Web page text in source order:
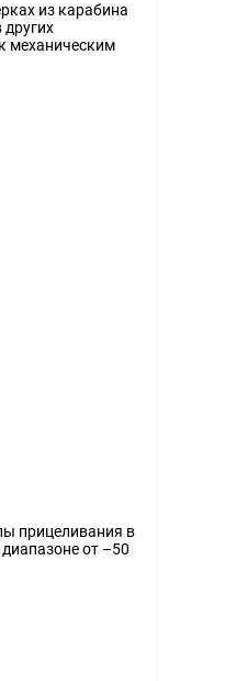
из карабина
механическим
прицеливания в
от –50